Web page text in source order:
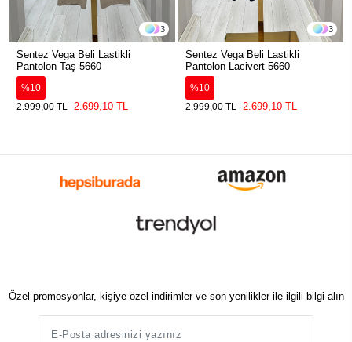
3
Sentez Vega Beli Lastikli
Pantolon Taş 5660
%10
2.999,00 TL 2.699,10 TL
3
Sentez Vega Beli Lastikli
Pantolon Lacivert 5660
%10
2.999,00 TL
2.699,10 TL
Özel promosyonlar, kişiye özel indirimler ve son yenilikler ile ilgili bilgi alın